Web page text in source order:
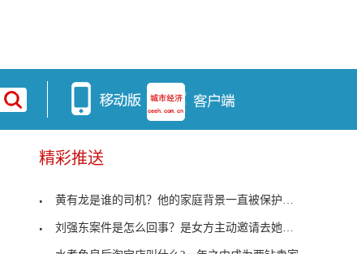
精彩推送
黄有龙是谁的司机？他的家庭背景一直被保护的很好
刘强东案件是怎么回事？是女方主动邀请去她的公寓